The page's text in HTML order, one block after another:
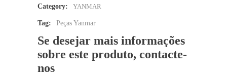
Category: YANMAR
Tag: Peças Yanmar
Se desejar mais informações
sobre este produto, contacte-
nos